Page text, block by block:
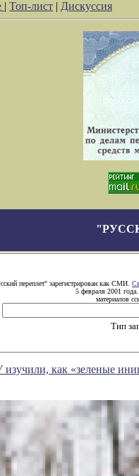
| Топ-лист | Дискуссия
переплет" зарегистрирован как СМИ.
5 февраля 2001
материалов
Тип
как «зеленые